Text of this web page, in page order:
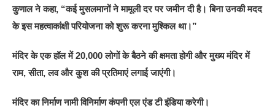
कुणाल ने कहा, “कई मुसलमानों ने मामूली दर पर जमीन दी है। बिना उनकी मदद
के इस महत्वाकांक्षी परियोजना को शुरू करना मुश्किल था।”
मंदिर के एक हॉल में 20,000 लोगों के बैठने की क्षमता होगी और मुख्य मंदिर में
राम, सीता, लव और कुश की प्रतिमाएं लगाई जाएंगी।
मंदिर का निर्माण नामी विनिर्माण कंपनी एल एंड टी इंडिया करेगी।